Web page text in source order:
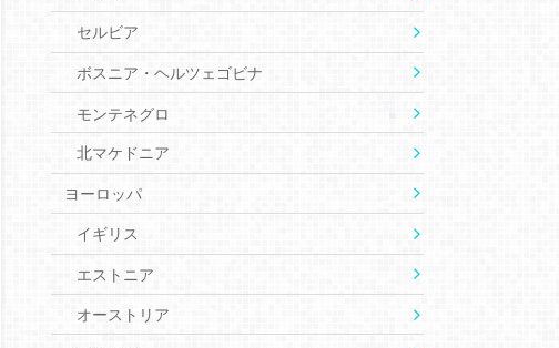
セルビア
ボスニア・ヘルツェゴビナ
モンテネグロ
北マケドニア
ヨーロッパ
イギリス
エストニア
オーストリア